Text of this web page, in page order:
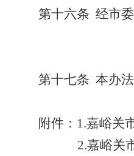
第十六条 经市
第十七条 本办
附件： 1.嘉峪关
2.嘉峪关